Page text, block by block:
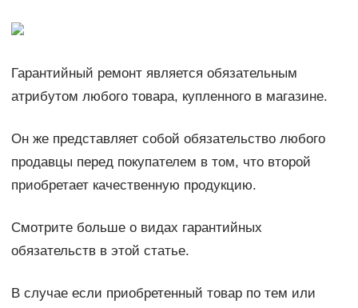
Гарантийный ремонт является обязательным
атрибутом любого товара, купленного в магазине.
Он же представляет собой обязательство любого
продавцы перед покупателем в том, что второй
приобретает качественную продукцию.
Смотрите больше о видах гарантийных
обязательств в этой статье.
В случае если приобретенный товар по тем или